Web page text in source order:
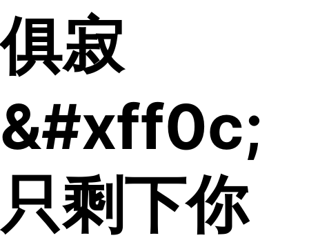
俱寂
&#xff0c;
只剩下你